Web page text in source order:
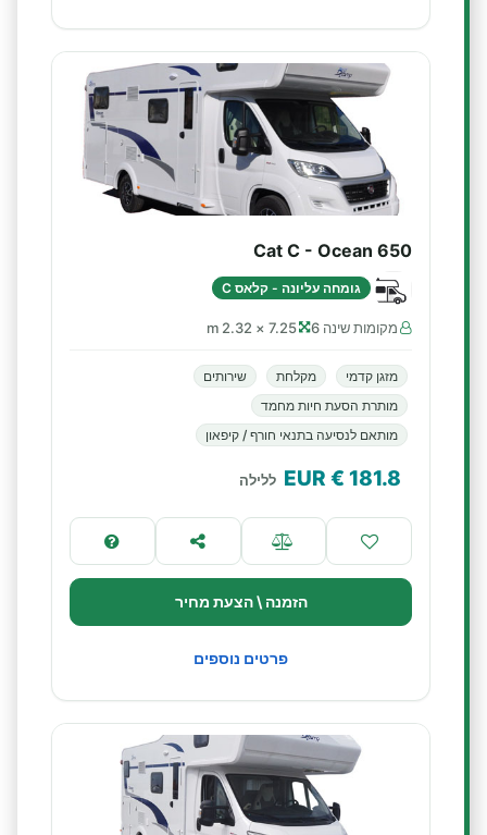
Cat C - Ocean 650
גומחה עליונה - קלאס C
מקומות שינה 6 7.25 × 2.32 m
מזגן קדמי מקלחת
שירותים
מותרת הסעת חיות מחמד
מותאם לנסיעה בתנאי חורף / קיפאון
181.8
€ EUR ללילה
הזמנה \ הצעת מחיר
פרטים נוספים